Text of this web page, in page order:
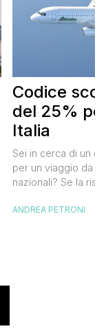
Codice
del 25%
Italia
Sei in cerca di un
per un viaggio da
nazionali? Se la
Alitalia per l’Italia.
ANDREA PETRONI